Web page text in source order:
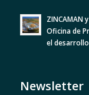
ZINCAMAN
Oficina de
el
Newsletter